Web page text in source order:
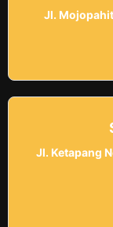
Jl.
Jl. Ketapang